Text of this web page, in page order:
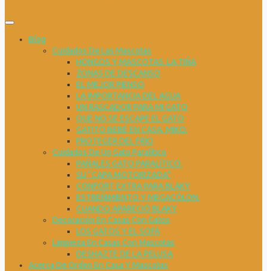
Blog
Cuidados De Las Mascotas
HONGOS Y MASCOTAS. LA TIÑA
ZONAS DE DESCANSO
EL MEJOR PIENSO
LA IMPORTANCIA DEL AGUA
UN RASCADOR PARA MI GATO
QUE NO SE ESCAPE EL GATO
GATITO BEBÉ EN CASA. MIKO.
PROTEGER DEL FRÍO
Cuidados De Un Gato Paralítico
PAÑALES GATO PARALÍTICO.
SU “CAPA MOTORIZADA”
CONFORT EXTRA PARA BLAKY
ESTREÑIMIENTO Y MEGACÓLON.
CUANDO APARECIÓ BLAKY
Decoración En Casas Con Gatos
LOS GATOS Y EL SOFÁ
Limpieza En Casas Con Mascotas
DESHAZTE DE LA PELUSA
Acerca De Orden En Casa Y Mascotas